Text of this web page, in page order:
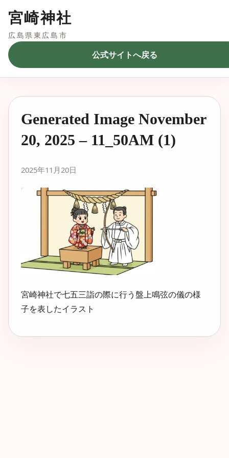
宮崎神社
広島県東広島市
公式サイトへ戻る
Generated Image November
20, 2025 – 11_50AM (1)
2025年11月20日
宮崎神社で七五三詣の際に行う盤上鳴弦の儀の様
子を表したイラスト